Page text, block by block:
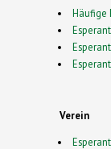
Häufige
Verein